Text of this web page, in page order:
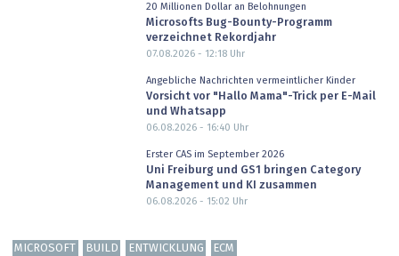
20 Millionen Dollar an Belohnungen
Microsofts Bug-Bounty-Programm
verzeichnet Rekordjahr
07.08.2026 - 12:18Uhr
Angebliche Nachrichten vermeintlicher Kinder
Vorsicht vor "Hallo Mama"-Trick per E-Mail
und Whatsapp
06.08.2026 - 16:40 Uhr
Erster CAS im September 2026
Uni Freiburg und GS1 bringen Category
Management und KI zusammen
06.08.2026 - 15:02 Uhr
MICROSOFT BUILD ENTWICKLUNG ECM